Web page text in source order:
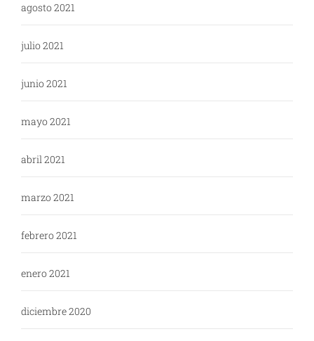
agosto 2021
julio 2021
junio 2021
mayo 2021
abril 2021
marzo 2021
febrero 2021
enero 2021
diciembre 2020